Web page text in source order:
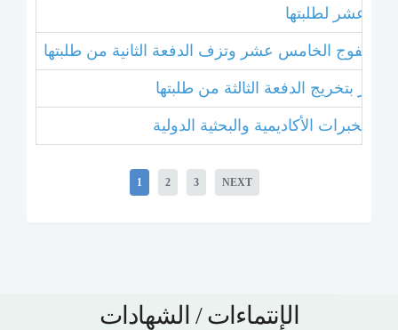
عشر لطلبتها
الفوج الخامس عشر وتزف الدفعة الثانية من طلبتها
بتخريج الدفعة الثالثة من طلبتها
1 2 3 NEXT
الإنتماءات / الشهادات